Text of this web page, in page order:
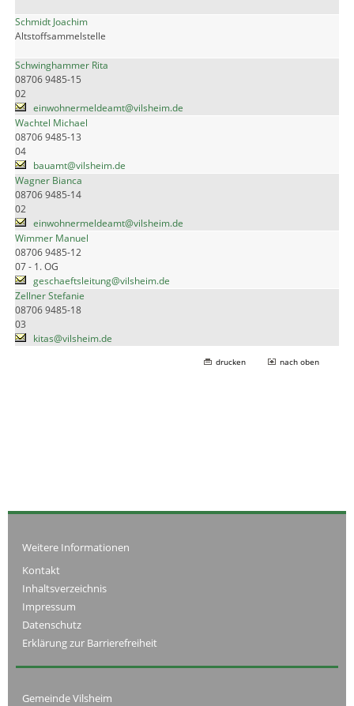
Schmidt Joachim
Altstoffsammelstelle
Schwinghammer Rita
08706 9485-15
02
einwohnermeldeamt@vilsheim.de
Wachtel Michael
08706 9485-13
04
bauamt@vilsheim.de
Wagner Bianca
08706 9485-14
02
einwohnermeldeamt@vilsheim.de
Wimmer Manuel
08706 9485-12
07 - 1. OG
geschaeftsleitung@vilsheim.de
Zellner Stefanie
08706 9485-18
03
kitas@vilsheim.de
drucken nach oben
Weitere Informationen
Kontakt
Inhaltsverzeichnis
Impressum
Datenschutz
Erklärung zur Barrierefreiheit
Gemeinde Vilsheim